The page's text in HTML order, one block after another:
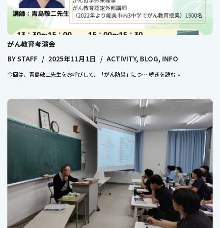
がん教育考演会
BYSTAFF 2025年11月1日 ACTIVITY, BLOG, INFO
今回は、青島敬二先生をお呼びして、「がん防災」につ… 続きを読む »